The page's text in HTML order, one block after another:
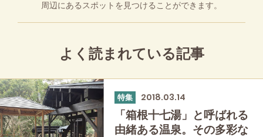
周辺にあるスポットを見つけることができます。
よく読まれている記事
特集 2018.03.14
「箱根十七湯」と呼ばれる
由緒ある温泉。その多彩な